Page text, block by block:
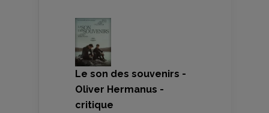
Le son des souvenirs -
Oliver Hermanus -
critique